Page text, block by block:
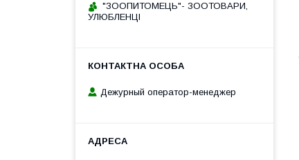
"ЗООПИТОМЕЦЬ"- ЗООТОВАРИ,
УЛЮБЛЕНЦІ
Дежурный оператор-менеджер